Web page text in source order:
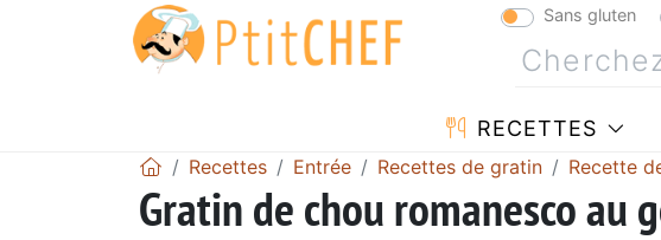
Sans gluten
RECETTES
Recettes Entrée Recettes de gratin Recette
Gratin de chou romanesco au